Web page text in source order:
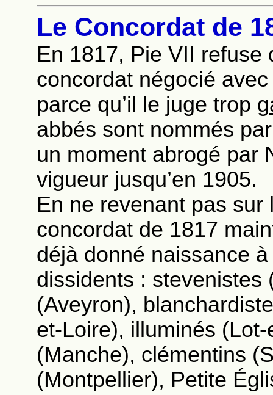
Le Concordat de
En 1817, Pie VII refuse
concordat négocié
parce qu’il le juge trop
abbés sont nommés
un moment abrogé par
vigueur jusqu’en 1905.
En ne revenant pas sur
concordat de 1817
déjà donné naissance
dissidents : stevenistes
(Aveyron),
et-Loire), illuminés
(Manche), clémentins
(Montpellier), Petite